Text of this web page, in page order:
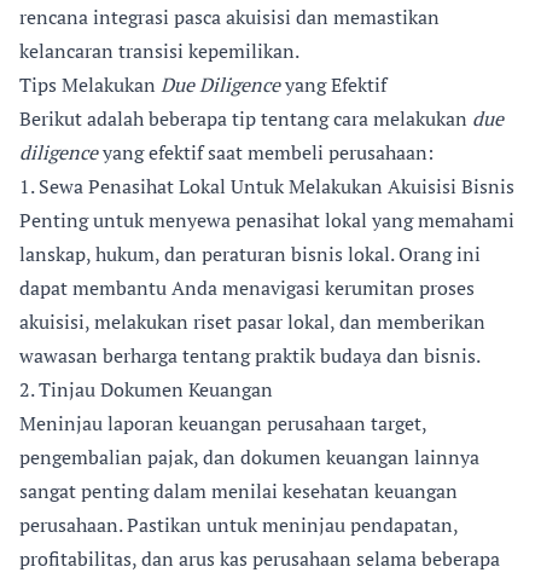
rencana integrasi pasca akuisisi dan memastikan
kelancaran transisi kepemilikan.
Tips Melakukan Due Diligenceyang Efektif
Berikut adalah beberapa tip tentang cara melakukan due
diligenceyang efektif saat membeli perusahaan:
1. Sewa Penasihat Lokal Untuk Melakukan Akuisisi Bisnis
Penting untuk menyewa penasihat lokal yang memahami
lanskap, hukum, dan peraturan bisnis lokal. Orang ini
dapat membantu Anda menavigasi kerumitan proses
akuisisi, melakukan riset pasar lokal, dan memberikan
wawasan berharga tentang praktik budaya dan bisnis.
2. Tinjau Dokumen Keuangan
Meninjau laporan keuangan perusahaan target,
pengembalian pajak, dan dokumen keuangan lainnya
sangat penting dalam menilai kesehatan keuangan
perusahaan. Pastikan untuk meninjau pendapatan,
profitabilitas, dan arus kas perusahaan selama beberapa